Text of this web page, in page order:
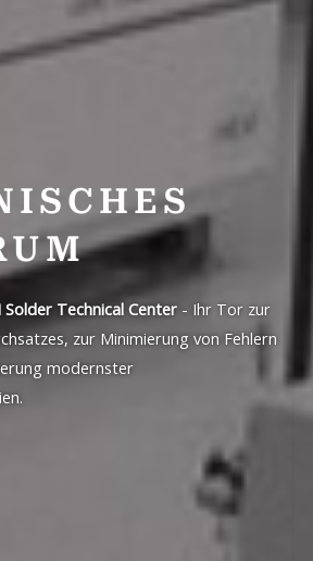
Technical Center - Ihr Tor zur
zur Minimierung von Fehlern
modernster